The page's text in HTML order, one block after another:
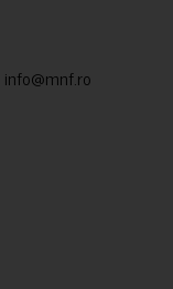
info@mnf.ro